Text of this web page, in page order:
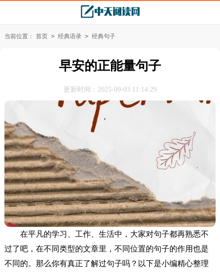
当前位置： 首页 > 经典语录 > 经典句子
早安的正能量句子
更新时间：2025-09-03 11:14:29
在平凡的学习、工作、生活中，大家对句子都再熟悉不
过了吧，在不同类型的文章里，不同位置的句子的作用也是
不同的。那么你有真正了解过句子吗？以下是小编精心整理